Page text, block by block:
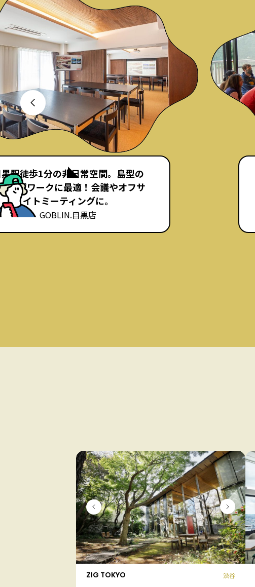
駅徒歩1分の非日常空間。島型の
ープワークに最適！会議やオフサ
イトミーティングに。
GOBLIN.目黒店
ZIG TOKYO 渋谷